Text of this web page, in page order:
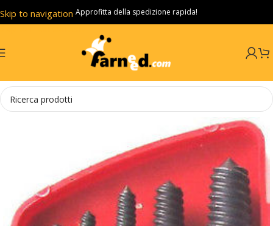
Skip to navigation
Skip to main content
Approfitta della spedizione rapida!